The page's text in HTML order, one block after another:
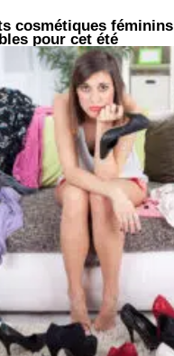
cosmétiques féminins
pour cet été